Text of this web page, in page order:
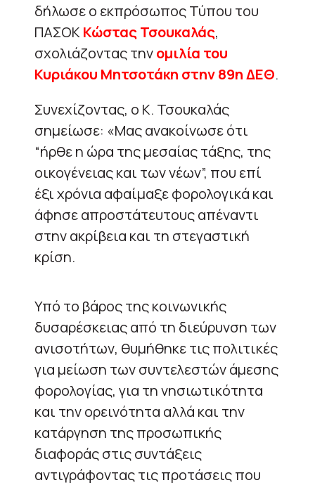
δήλωσε ο εκπρόσωπος Τύπου του
ΠΑΣΟΚΚώστας Τσουκαλάς,
σχολιάζοντας τηνομιλία του
Κυριάκου Μητσοτάκη στην 89η ΔΕΘ.
Συνεχίζοντας, ο Κ. Τσουκαλάς
σημείωσε: «Μας ανακοίνωσε ότι
“ήρθε η ώρα της μεσαίας τάξης, της
οικογένειας και των νέων”, που επί
έξι χρόνια αφαίμαξε φορολογικά και
άφησε απροστάτευτους απέναντι
στην ακρίβεια και τη στεγαστική
κρίση.
Υπό το βάρος της κοινωνικής
δυσαρέσκειας από τη διεύρυνση των
ανισοτήτων, θυμήθηκε τις πολιτικές
για μείωση των συντελεστών άμεσης
φορολογίας, για τη νησιωτικότητα
και την ορεινότητα αλλά και την
κατάργηση της προσωπικής
διαφοράς στις συντάξεις
αντιγράφοντας τις προτάσεις που